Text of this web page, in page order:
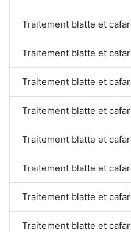
Traitement blatte et
Traitement blatte et
Traitement blatte et
Traitement blatte et
Traitement blatte et
Traitement blatte et
Traitement blatte et
Traitement blatte et